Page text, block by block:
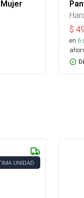
$
en 6
UNIDAD